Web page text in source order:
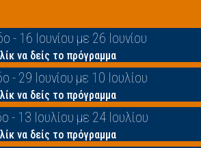
- 16 Ιουνίου με 26 Ιουνίου
να δείς το πρόγραμμα
- 29 Ιουνίου με 10 Ιουλίου
να δείς το πρόγραμμα
- 13 Ιουλίου με 24 Ιουλίου
να δείς το πρόγραμμα